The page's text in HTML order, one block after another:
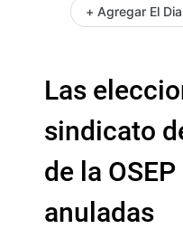
+ Agregar El
Las
sindicato
de la
anuladas